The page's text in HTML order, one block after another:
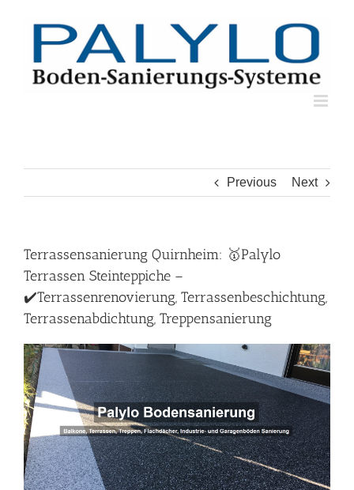
Previous Next
Terrassensanierung Quirnheim: 🥇Palylo
Terrassen Steinteppiche –
✔️Terrassenrenovierung, Terrassenbeschichtung,
Terrassenabdichtung, Treppensanierung